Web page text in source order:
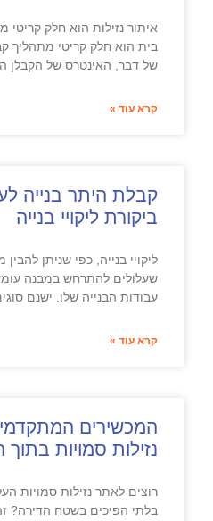
איתור נזילות הוא חלק
בית הוא חלק קריטי מתהליך
של דבר, האינטרס של הקבלן
קרא עוד »
קבלת היתר בנייה
ביקורת ליקויי בנייה
ליקויי בנייה, כפי שניתן
שעלולים להתרחש במבנה
עבודות הבנייה שלו. ישנם
קרא עוד »
המכשירים
נזילות סמויות בתוך
רוצים לאתר נזילות סמויות
בלתי הפיכים בשטח הדירה?